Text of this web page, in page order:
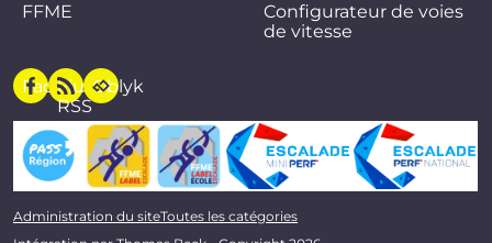
FFME
Configurateur de voies
de vitesse
Facebook
Flux
RSS
Oblyk
Administration du siteToutes les catégories